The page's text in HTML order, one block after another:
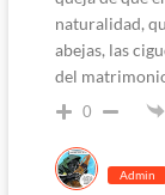
naturalidad,
abejas, las
del
0
Admin